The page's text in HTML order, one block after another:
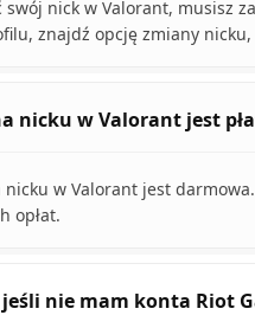
swój nick w Valorant, musisz
znajdź opcję zmiany
nicku w Valorant jest
w Valorant jest
opłat.
jeśli nie mam konta Riot